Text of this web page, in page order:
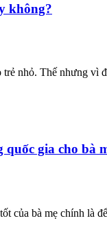
không?
nhỏ. Thế nhưng vì
gia cho bà
của bà mẹ chính là